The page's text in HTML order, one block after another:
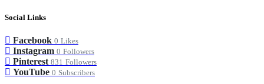
Social Links
Facebook 0 Likes
Instagram 0 Followers
Pinterest 831 Followers
YouTube 0 Subscribers